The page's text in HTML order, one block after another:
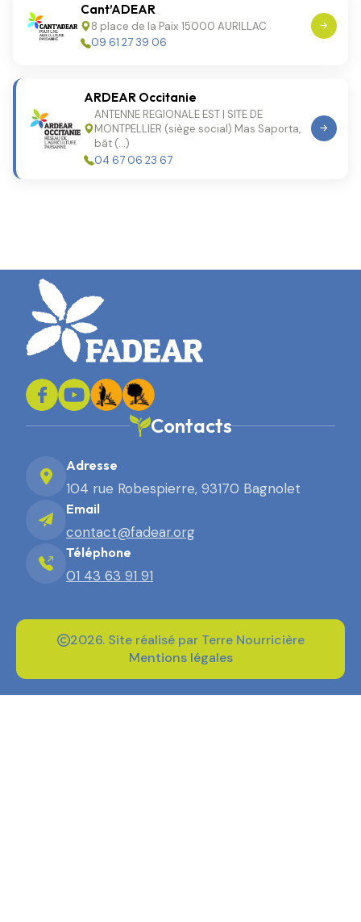
Cant’ADEAR
8 place de la Paix 15000 AURILLAC
09 61 27 39 06
ARDEAR Occitanie
ANTENNE REGIONALE EST | SITE DE
MONTPELLIER (siège social) Mas Saporta,
bât (…)
04 67 06 23 67
Contacts
Adresse
104 rue Robespierre, 93170 Bagnolet
Email
contact@fadear.org
Téléphone
01 43 63 91 91
2026. Site réalisé par Terre Nourricière
Mentions légales